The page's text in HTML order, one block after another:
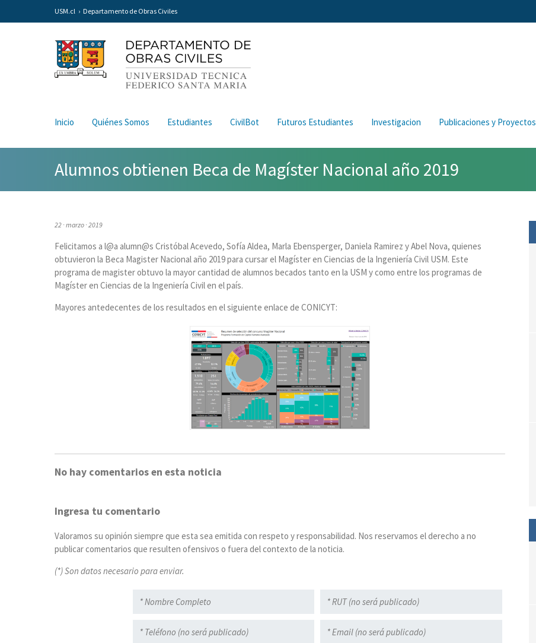
USM.cl Departamento de Obras Civiles
Inicio Quiénes Somos Estudiantes CivilBot Futuros Estudiantes Investigacion Publicaciones y Proyectos
Alumnos obtienen Beca de Magíster Nacional año 2019
22 · marzo · 2019
Felicitamos a l@a alumn@s Cristóbal Acevedo, Sofía Aldea, Marla Ebensperger, Daniela Ramirez y Abel Nova, quienes
obtuvieron la Beca Magister Nacional año 2019 para cursar el Magíster en Ciencias de la Ingeniería Civil USM. Este
programa de magister obtuvo la mayor cantidad de alumnos becados tanto en la USM y como entre los programas de
Magíster en Ciencias de la Ingeniería Civil en el país.
Mayores antedecentes de los resultados en el siguiente enlace de CONICYT:
No hay comentarios en esta noticia
Ingresa tu comentario
Valoramos su opinión siempre que esta sea emitida con respeto y responsabilidad. Nos reservamos el derecho a no
publicar comentarios que resulten ofensivos o fuera del contexto de la noticia.
(*) Son datos necesario para enviar.